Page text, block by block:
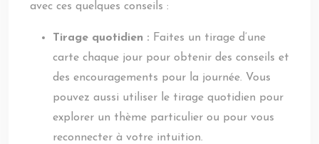
avec ces quelques conseils :
Tirage quotidien : Faites un tirage d’une
carte chaque jour pour obtenir des conseils et
des encouragements pour la journée. Vous
pouvez aussi utiliser le tirage quotidien pour
explorer un thème particulier ou pour vous
reconnecter à votre intuition.